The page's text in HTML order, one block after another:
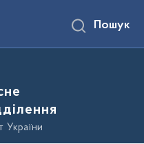
Пошук
України